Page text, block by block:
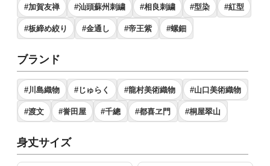
#加賀友禅 #汕頭蘇州刺繍 #相良刺繍 #型染 #紅型
#板締め絞り #金通し #帝王紫 #螺鈿
ブランド
#川島織物 #じゅらく #龍村美術織物 #山口美術織物
#渡文 #誉田屋 #千總 #都喜ヱ門 #桐屋翠山
身丈サイズ